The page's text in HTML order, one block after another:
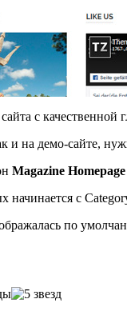
с качественной
и на демо-сайте,
Magazine Homepage
с
по